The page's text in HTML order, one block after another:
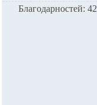
Благодарностей: 42